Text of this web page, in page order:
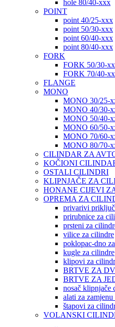
hole 80/40-xxx
POINT
point 40/25-xxx
point 50/30-xxx
point 60/40-xxx
point 80/40-xxx
FORK
FORK 50/30-
FORK 70/40-
FLANGE
MONO
MONO 30/25-
MONO 40/30-
MONO 50/40-
MONO 60/50-
MONO 70/60-
MONO 80/70-
CILINDAR ZA
KOČIONI
OSTALI CILINDRI
KLIPNJAČE ZA
HONANE CIJEVI
OPREMA ZA
privarivi
prirubnice za
prsteni za
vilice za cilindre
poklopac-dno
kugle za cilindre
klipovi za
BRTVE ZA
BRTVE ZA
nosač klipnjače
alati za
štapovi za
VOLANSKI